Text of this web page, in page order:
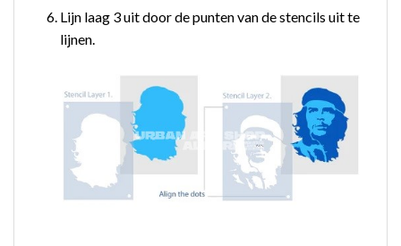
Lijn laag 3 uit door de punten van de stencils uit te
lijnen.